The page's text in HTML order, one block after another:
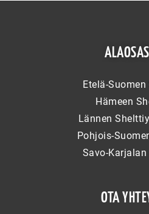
Etelä-
Hämeen
Lännen
Pohjois-
Savo-
OTA